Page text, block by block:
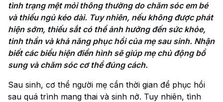
tình trạng mệt mỏi thông thường do chăm sóc em bé
và thiếu ngủ kéo dài. Tuy nhiên, nếu không được phát
hiện sớm, thiếu sắt có thể ảnh hưởng đến sức khỏe,
tinh thần và khả năng phục hồi của mẹ sau sinh. Nhận
biết các biểu hiện điển hình sẽ giúp mẹ chủ động bổ
sung và chăm sóc cơ thể đúng cách.
Sau sinh, cơ thể người mẹ cần thời gian để phục hồi
sau quá trình mang thai và sinh nở. Tuy nhiên, tình